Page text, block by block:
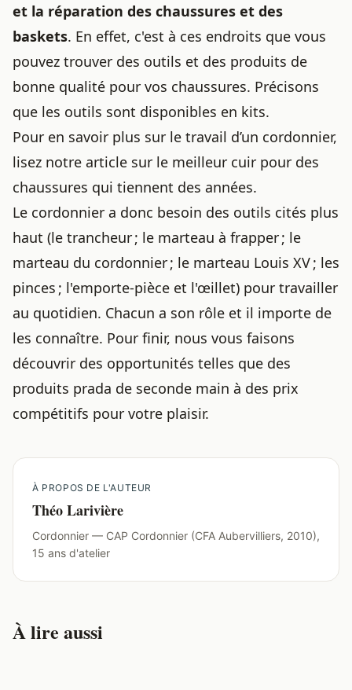
et la réparation des chaussures et des
baskets. En effet, c'est à ces endroits que vous
pouvez trouver des outils et des produits de
bonne qualité pour vos chaussures. Précisons
que les outils sont disponibles en kits.
Pour en savoir plus sur le travail d’un cordonnier,
lisez notre article sur le meilleur cuir pour des
chaussures qui tiennent des années.
Le cordonnier a donc besoin des outils cités plus
haut (le trancheur ; le marteau à frapper ; le
marteau du cordonnier ; le marteau Louis XV ; les
pinces ; l'emporte-pièce et l'œillet) pour travailler
au quotidien. Chacun a son rôle et il importe de
les connaître. Pour finir, nous vous faisons
découvrir des opportunités telles que des
produits prada de seconde main à des prix
compétitifs pour votre plaisir.
À PROPOS DE L'AUTEUR
Théo Larivière
Cordonnier — CAP Cordonnier (CFA Aubervilliers, 2010),
15 ans d'atelier
À lire aussi